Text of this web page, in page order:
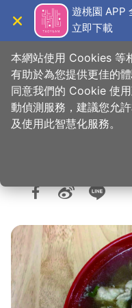
主
遊桃園 APP
立即下載
首頁 > 想去的地方 > 美食、
鄉味米干
本網站使用 Cookies 等
有助於為您提供更佳的
同意我們的 Cookie 使
動偵測服務，建議您允
及使用此智慧化服務。